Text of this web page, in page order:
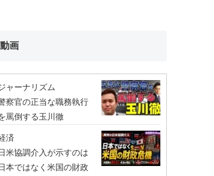
動画
ャーナリズム
察官の正当な職務執行
罵倒する玉川徹
済
米協調介入が示すのは
本ではなく米国の財政